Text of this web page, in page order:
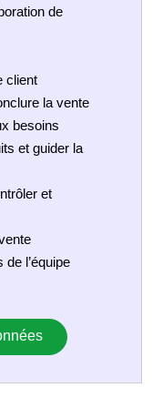
de
client
la vente
besoins
et guider la
et
de l’équipe